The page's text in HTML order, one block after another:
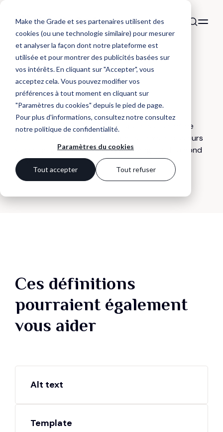
Make the Grade et ses partenaires utilisent des
cookies (ou une technologie similaire) pour mesurer
et analyser la façon dont notre plateforme est
utilisée et pour montrer des publicités basées sur
vos intérêts. En cliquant sur "Accepter", vous
acceptez cela. Vous pouvez modifier vos
préférences à tout moment en cliquant sur
"Paramètres du cookies" depuis le pied de page.
Pour plus d'informations, consultez notreconsultez
notre politique de confidentialité.
Paramètres du cookies
Tout accepter Tout refuser
DÉFINITION
Gradient
Gradient ou dégradé en français, désigne la
transition d’une couleur à une autre sur un même
visuel, utilisé par les webdesigners. Il existe plusieurs
styles de gradient : Linear, Radial, Anglular, Diamond
et Mesh.
Ces définitions
pourraient également
vous aider
Alt text
Template